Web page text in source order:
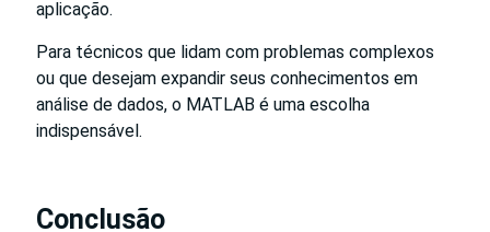
aplicação.
Para técnicos que lidam com problemas complexos
ou que desejam expandir seus conhecimentos em
análise de dados, o MATLAB é uma escolha
indispensável.
Conclusão